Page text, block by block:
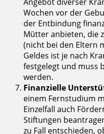
Wochen vor der
der Entbindung
Mütter anbieten, die
(nicht bei den Eltern
Geldes ist je nach
festgelegt und muss
werden.
Finanzielle
einem Fernstudium
Einzelfall auch
Stiftungen
zu Fall entschieden,